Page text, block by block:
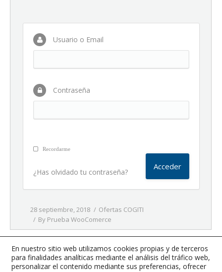
Usuario o Email
Contraseña
Recordarme
¿Has olvidado tu contraseña?
28 septiembre, 2018
Ofertas COGITI
By Prueba WooComerce
1 2 3 4 5 Página siguiente
En nuestro sitio web utilizamos cookies propias y de terceros
para finalidades analíticas mediante el análisis del tráfico web,
personalizar el contenido mediante sus preferencias, ofrecer